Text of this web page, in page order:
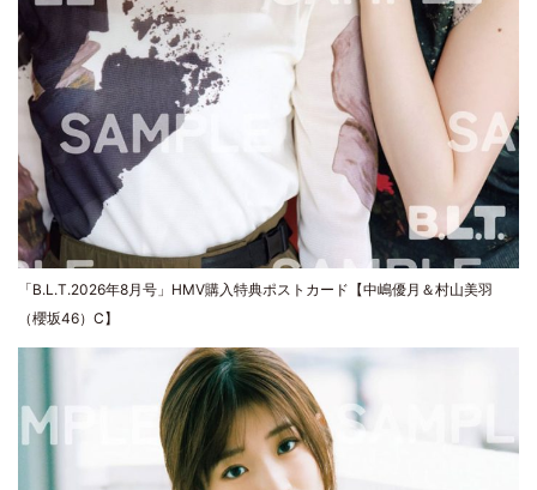
「B.L.T.2026年8月号」HMV購入特典ポストカード【中嶋優月＆村山美羽
（櫻坂46）C】